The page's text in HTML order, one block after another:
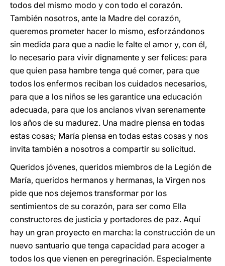
todos del mismo modo y con todo el corazón.
También nosotros, ante la Madre del corazón,
queremos prometer hacer lo mismo, esforzándonos
sin medida para que a nadie le falte el amor y, con él,
lo necesario para vivir dignamente y ser felices: para
que quien pasa hambre tenga qué comer, para que
todos los enfermos reciban los cuidados necesarios,
para que a los niños se les garantice una educación
adecuada, para que los ancianos vivan serenamente
los años de su madurez. Una madre piensa en todas
estas cosas; María piensa en todas estas cosas y nos
invita también a nosotros a compartir su solicitud.
Queridos jóvenes, queridos miembros de la Legión de
María, queridos hermanos y hermanas, la Virgen nos
pide que nos dejemos transformar por los
sentimientos de su corazón, para ser como Ella
constructores de justicia y portadores de paz. Aquí
hay un gran proyecto en marcha: la construcción de un
nuevo santuario que tenga capacidad para acoger a
todos los que vienen en peregrinación. Especialmente